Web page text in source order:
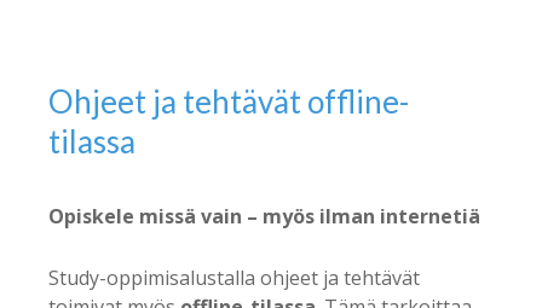
Ohjeet ja tehtävät offline-
tilassa
Opiskele missä vain – myös ilman internetiä
Study-oppimisalustalla ohjeet ja tehtävät